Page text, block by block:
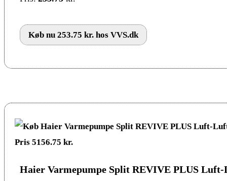
Køb nu 253.75 kr. hos VVS.dk
Haier Varmepumpe Split REVIVE PLUS